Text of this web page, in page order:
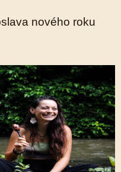
nového roku